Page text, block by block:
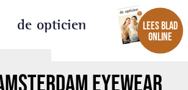
de opticien
LEES BLAD
ONLINE
EYEWEAR